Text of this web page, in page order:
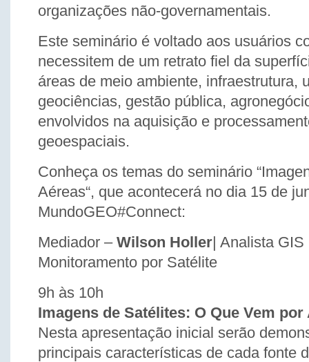
organizações não-governamentais.
Este seminário é voltado aos usuários
necessitem de um retrato fiel da
áreas de meio ambiente, infraestrutura,
geociências, gestão pública,
envolvidos na aquisição e
geoespaciais.
Conheça os temas do seminário
Aéreas“, que acontecerá no dia 15 de
MundoGEO#Connect:
Mediador – Wilson Holler| Analista
Monitoramento por Satélite
9h às 10h
Imagens de Satélites: O Que Vem por
Nesta apresentação inicial serão
principais características de cada fonte